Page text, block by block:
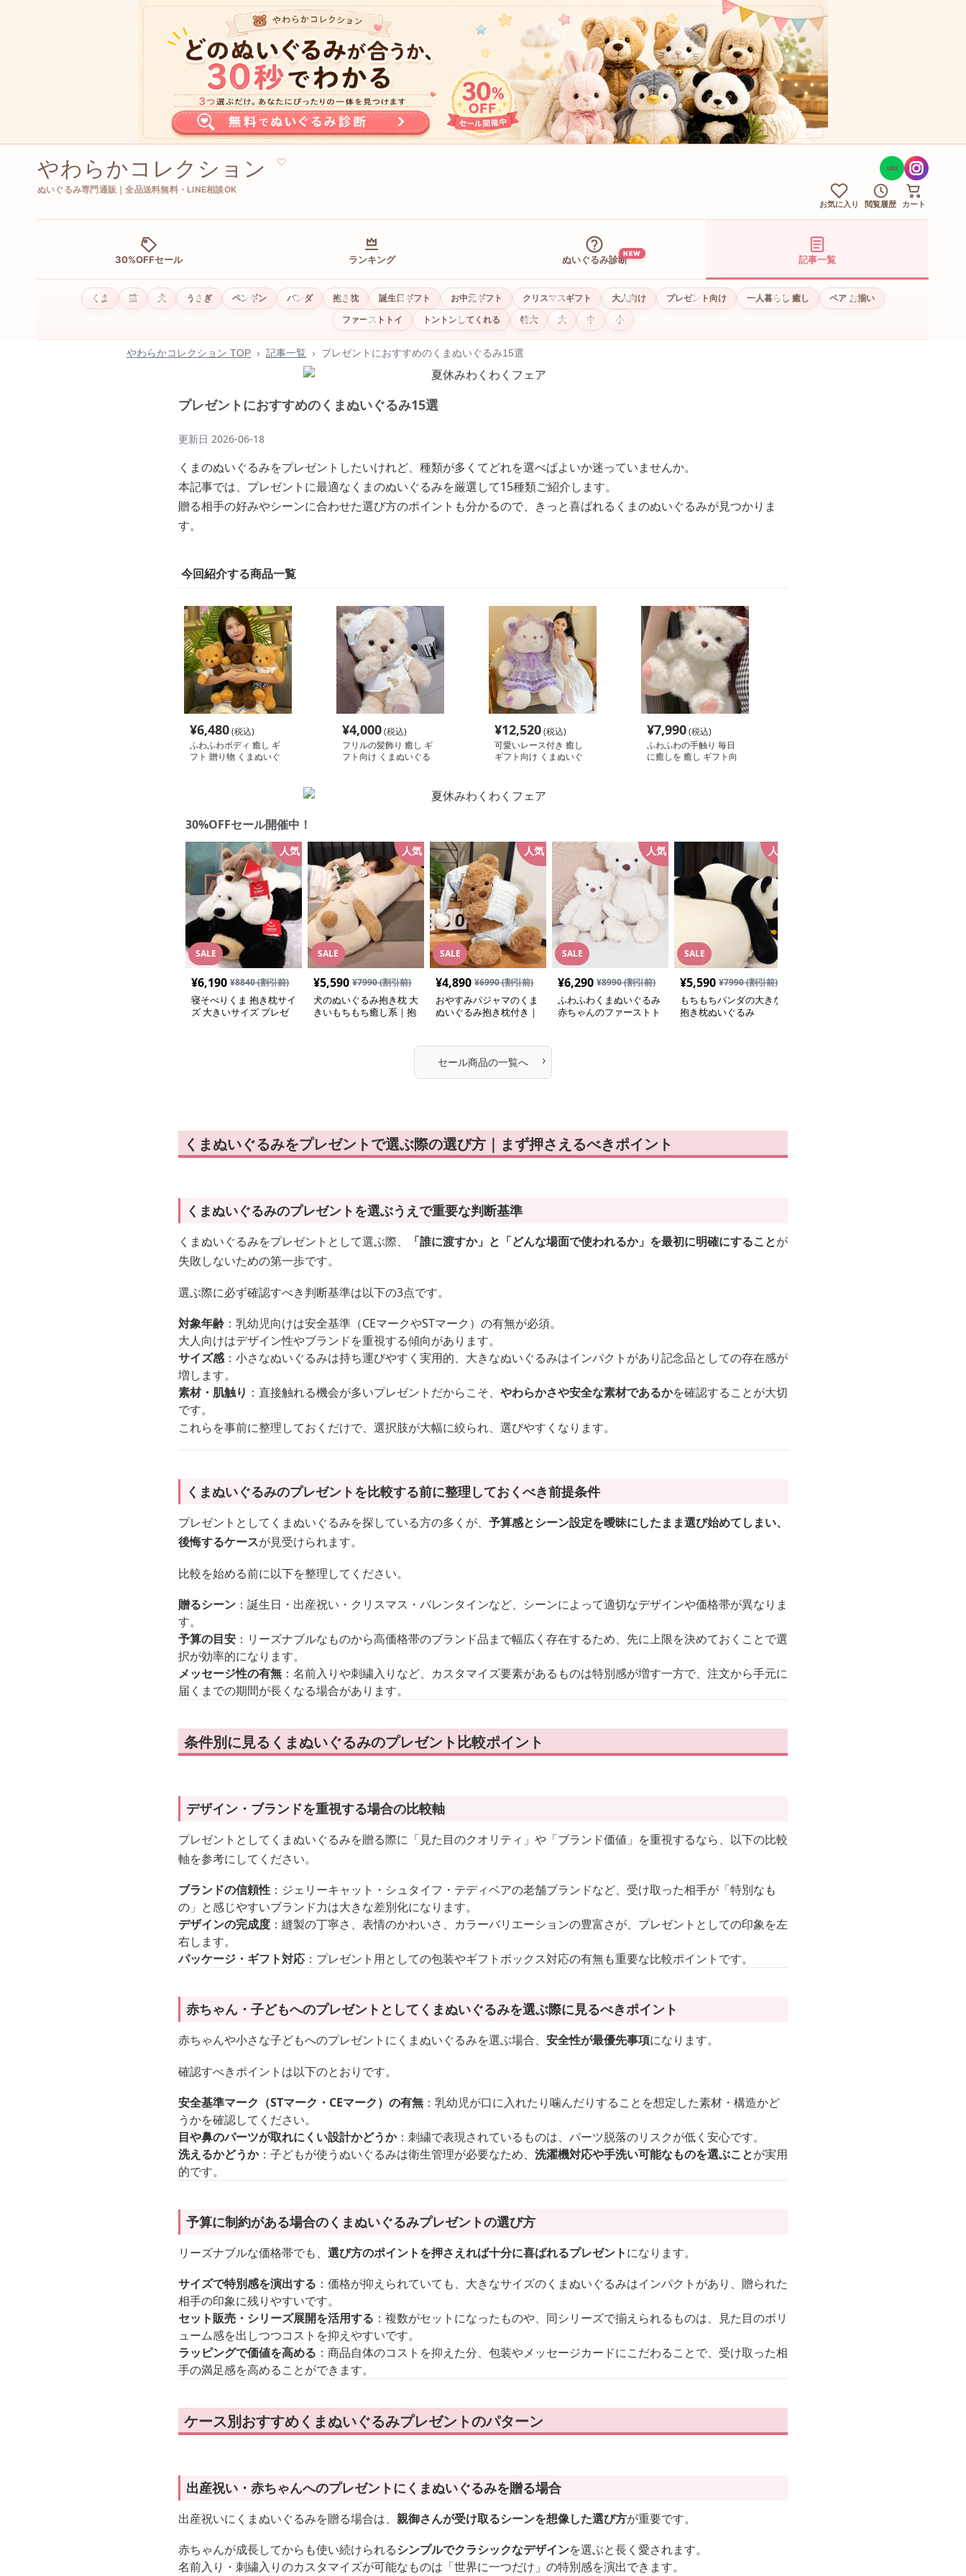
やわらかコレクション ♡
ぬいぐるみ専門通販｜全品送料無料・LINE相談OK
LINE
お気に入り 閲覧履歴 カート
30%OFFセール ランキング ぬいぐるみ診断
NEW
記事一覧
くま 猫 犬 うさぎ ペンギン パンダ 抱き枕 誕生日ギフト お中元ギフト クリスマスギフト 大人向け プレゼント向け 一人暮らし 癒し
ペア お揃い
ファーストトイ
トントンしてくれる 特大 大 中 小
やわらかコレクション TOP › 記事一覧 › プレゼントにおすすめのくまぬいぐるみ15選
プレゼントにおすすめのくまぬいぐるみ15選
更新日 2026-06-18
くまのぬいぐるみをプレゼントしたいけれど、種類が多くてどれを選べばよいか迷っていませんか。
本記事では、プレゼントに最適なくまのぬいぐるみを厳選して15種類ご紹介します。
贈る相手の好みやシーンに合わせた選び方のポイントも分かるので、きっと喜ばれるくまのぬいぐるみが見つかりま
す。
今回紹介する商品一覧
¥6,480(税込)
ふわふわボディ 癒し ギ
フト 贈り物 くまぬいぐ
¥4,000(税込)
フリルの髪飾り 癒し ギ
フト向け くまぬいぐる
¥12,520(税込)
可愛いレース付き 癒し
ギフト向け くまぬいぐ
¥7,990(税込)
ふわふわの手触り 毎日
に癒しを 癒し ギフト向
30%OFFセール開催中！
SALE
人気
¥6,190 ¥8840(割引前)
寝そべりくま 抱き枕サイ
ズ 大きいサイズ プレゼ
SALE
人気
¥5,590 ¥7990(割引前)
犬のぬいぐるみ抱き枕 大
きいもちもち癒し系｜抱
SALE
人気
¥4,890 ¥6990(割引前)
おやすみパジャマのくま
ぬいぐるみ抱き枕付き｜
ギフト
SALE
人気
¥6,290 ¥8990(割引前)
ふわふわくまぬいぐるみ
赤ちゃんのファーストト
SALE
人気
¥5,590 ¥7990(割引前)
もちもちパンダの大きな
抱き枕ぬいぐるみ
セール商品の一覧へ ›
くまぬいぐるみをプレゼントで選ぶ際の選び方｜まず押さえるべきポイント
くまぬいぐるみのプレゼントを選ぶうえで重要な判断基準
くまぬいぐるみをプレゼントとして選ぶ際、 「誰に渡すか」と「どんな場面で使われるか」を最初に明確にすることが
失敗しないための第一歩です。
選ぶ際に必ず確認すべき判断基準は以下の3点です。
対象年齢 ：乳幼児向けは安全基準（CEマークやSTマーク）の有無が必須。
大人向けはデザイン性やブランドを重視する傾向があります。
サイズ感：小さなぬいぐるみは持ち運びやすく実用的、大きなぬいぐるみはインパクトがあり記念品としての存在感が
増します。
素材・肌触り ：直接触れる機会が多いプレゼントだからこそ、 やわらかさや安全な素材であるかを確認することが大切
です。
これらを事前に整理しておくだけで、選択肢が大幅に絞られ、選びやすくなります。
くまぬいぐるみのプレゼントを比較する前に整理しておくべき前提条件
プレゼントとしてくまぬいぐるみを探している方の多くが、 予算感とシーン設定を曖昧にしたまま選び始めてしまい、
後悔するケースが見受けられます。
比較を始める前に以下を整理してください。
贈るシーン ：誕生日・出産祝い・クリスマス・バレンタインなど、シーンによって適切なデザインや価格帯が異なりま
す。
予算の目安 ：リーズナブルなものから高価格帯のブランド品まで幅広く存在するため、先に上限を決めておくことで選
択が効率的になります。
メッセージ性の有無 ：名前入りや刺繍入りなど、カスタマイズ要素があるものは特別感が増す一方で、注文から手元に
届くまでの期間が長くなる場合があります。
条件別に見るくまぬいぐるみのプレゼント比較ポイント
デザイン・ブランドを重視する場合の比較軸
プレゼントとしてくまぬいぐるみを贈る際に「見た目のクオリティ」や「ブランド価値」を重視するなら、以下の比較
軸を参考にしてください。
ブランドの信頼性 ：ジェリーキャット・シュタイフ・テディベアの老舗ブランドなど、受け取った相手が「特別なも
の」と感じやすいブランド力は大きな差別化になります。
デザインの完成度 ：縫製の丁寧さ、表情のかわいさ、カラーバリエーションの豊富さが、プレゼントとしての印象を左
右します。
パッケージ・ギフト対応 ：プレゼント用としての包装やギフトボックス対応の有無も重要な比較ポイントです。
赤ちゃん・子どもへのプレゼントとしてくまぬいぐるみを選ぶ際に見るべきポイント
赤ちゃんや小さな子どもへのプレゼントにくまぬいぐるみを選ぶ場合、 安全性が最優先事項になります。
確認すべきポイントは以下のとおりです。
安全基準マーク（STマーク・CEマーク）の有無 ：乳幼児が口に入れたり噛んだりすることを想定した素材・構造かど
うかを確認してください。
目や鼻のパーツが取れにくい設計かどうか：刺繍で表現されているものは、パーツ脱落のリスクが低く安心です。
洗えるかどうか：子どもが使うぬいぐるみは衛生管理が必要なため、 洗濯機対応や手洗い可能なものを選ぶことが実用
的です。
予算に制約がある場合のくまぬいぐるみプレゼントの選び方
リーズナブルな価格帯でも、 選び方のポイントを押さえれば十分に喜ばれるプレゼントになります。
サイズで特別感を演出する ：価格が抑えられていても、大きなサイズのくまぬいぐるみはインパクトがあり、贈られた
相手の印象に残りやすいです。
セット販売・シリーズ展開を活用する ：複数がセットになったものや、同シリーズで揃えられるものは、見た目のボリ
ューム感を出しつつコストを抑えやすいです。
ラッピングで価値を高める ：商品自体のコストを抑えた分、包装やメッセージカードにこだわることで、受け取った相
手の満足感を高めることができます。
ケース別おすすめくまぬいぐるみプレゼントのパターン
出産祝い・赤ちゃんへのプレゼントにくまぬいぐるみを贈る場合
出産祝いにくまぬいぐるみを贈る場合は、 親御さんが受け取るシーンを想像した選び方が重要です。
赤ちゃんが成長してからも使い続けられるシンプルでクラシックなデザインを選ぶと長く愛されます。
名前入り・刺繍入りのカスタマイズが可能なものは「世界に一つだけ」の特別感を演出できます。